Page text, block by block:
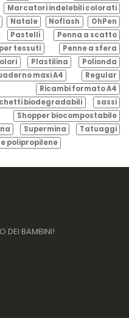
Marcatori indelebili colorati
Natale Noflash
OhPen
Pastelli
Penna a scatto
tessuti
Penne a sfera
Plastilina
Polionda
maxi A4
Regular
Ricambi formato A4
biodegradabili
sassi
Shopper biocompostabile
Supermina
Tatuaggi
polipropilene
DEI BAMBINI!